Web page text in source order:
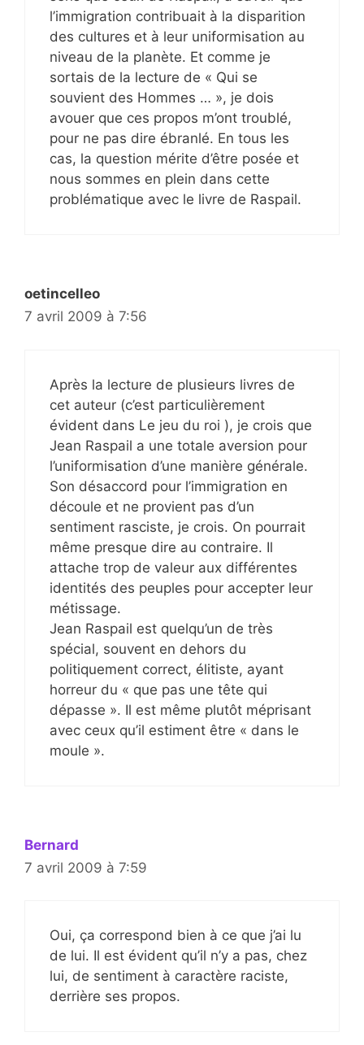
l’immigration contribuait à la disparition
des cultures et à leur uniformisation au
niveau de la planète. Et comme je
sortais de la lecture de « Qui se
souvient des Hommes … », je dois
avouer que ces propos m’ont troublé,
pour ne pas dire ébranlé. En tous les
cas, la question mérite d’être posée et
nous sommes en plein dans cette
problématique avec le livre de Raspail.
oetincelleo
7 avril 2009 à 7:56
Après la lecture de plusieurs livres de
cet auteur (c’est particulièrement
évident dans Le jeu du roi ), je crois que
Jean Raspail a une totale aversion pour
l’uniformisation d’une manière générale.
Son désaccord pour l’immigration en
découle et ne provient pas d’un
sentiment rasciste, je crois. On pourrait
même presque dire au contraire. Il
attache trop de valeur aux différentes
identités des peuples pour accepter leur
métissage.
Jean Raspail est quelqu’un de très
spécial, souvent en dehors du
politiquement correct, élitiste, ayant
horreur du « que pas une tête qui
dépasse ». Il est même plutôt méprisant
avec ceux qu’il estiment être « dans le
moule ».
Bernard
7 avril 2009 à 7:59
Oui, ça correspond bien à ce que j’ai lu
de lui. Il est évident qu’il n’y a pas, chez
lui, de sentiment à caractère raciste,
derrière ses propos.